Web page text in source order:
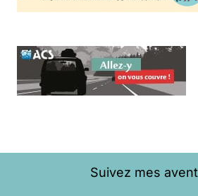
Suivez mes